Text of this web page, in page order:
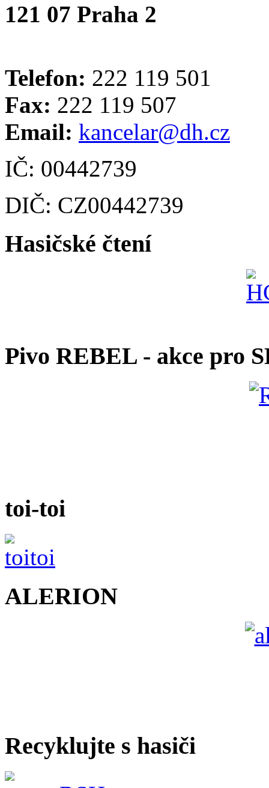
121 07 Praha 2
Telefon: 222 119 501
Fax: 222 119 507
Email: kancelar@dh.cz
IČ: 00442739
DIČ: CZ00442739
Hasičské čtení
Pivo REBEL - akce pro
toi-toi
ALERION
Recyklujte s hasiči